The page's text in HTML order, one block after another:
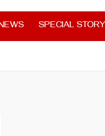
SPECIAL STORY